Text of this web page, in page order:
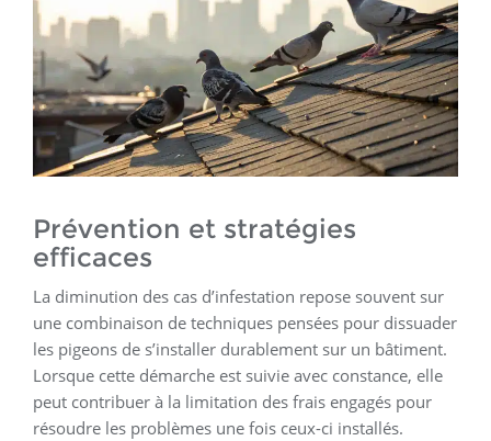
Prévention et stratégies
efficaces
La diminution des cas d’infestation repose souvent sur
une combinaison de techniques pensées pour dissuader
les pigeons de s’installer durablement sur un bâtiment.
Lorsque cette démarche est suivie avec constance, elle
peut contribuer à la limitation des frais engagés pour
résoudre les problèmes une fois ceux-ci installés.